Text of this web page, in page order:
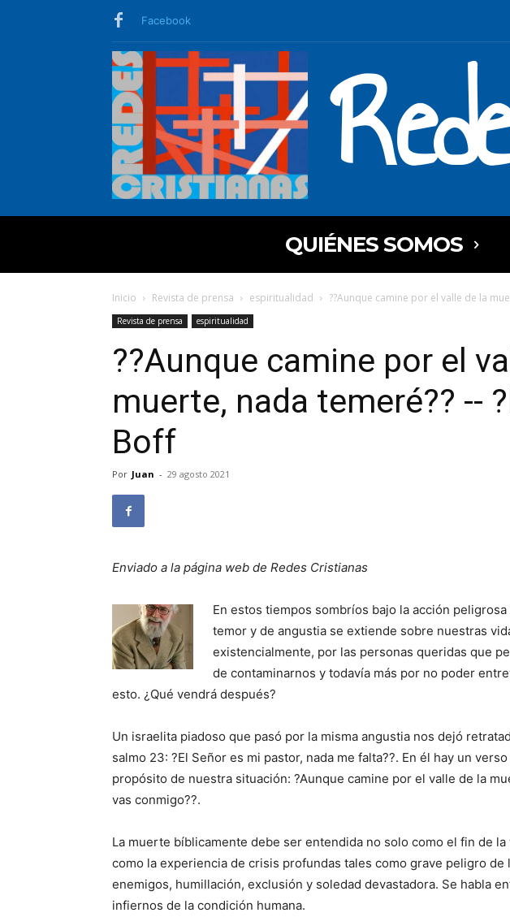
Facebook
QUIÉNES SOMOS
Inicio Revista de prensa espiritualidad ??Aunque camine por el valle de la
Revista de prensa espiritualidad
??Aunque camine por el
muerte, nada temeré?? --
Boff
Por Juan - 29 agosto 2021
Enviado a la página web de Redes Cristianas
En estos tiempos sombríos bajo la acción
temor y de angustia se extiende sobre nuestras
existencialmente, por las personas queridas que
de contaminarnos y todavía más por no poder
esto. ¿Qué vendrá después?
Un israelita piadoso que pasó por la misma angustia nos dejó
salmo 23: ?El Señor es mi pastor, nada me falta??. En él hay un
propósito de nuestra situación: ?Aunque camine por el valle de la
vas conmigo??.
La muerte bíblicamente debe ser entendida no solo como el fin de
como la experiencia de crisis profundas tales como grave peligro de
enemigos, humillación, exclusión y soledad devastadora. Se habla
infiernos de la condición humana.